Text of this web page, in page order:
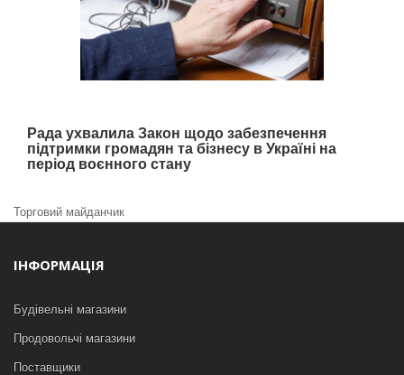
Рада ухвалила Закон щодо забезпечення
підтримки громадян та бізнесу в Україні на
період воєнного стану
Торговий майданчик
ІНФОРМАЦІЯ
Будівельні магазини
Продовольчі магазини
Поставщики